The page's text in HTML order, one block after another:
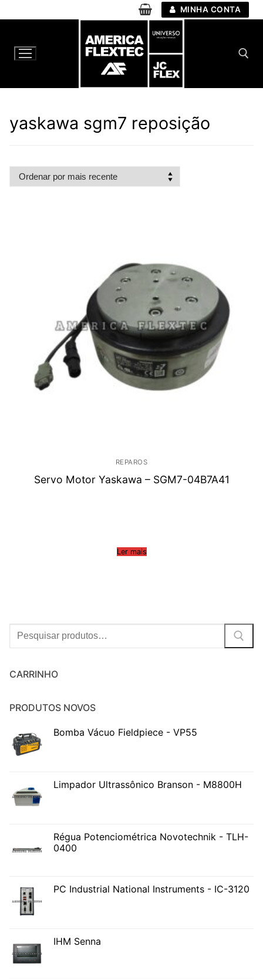
para
conteúdo
MINHA CONTA
yaskawa sgm7 reposição
REPAROS
Servo Motor Yaskawa – SGM7-04B7A41
Ler mais
Procurar:
CARRINHO
PRODUTOS NOVOS
Bomba Vácuo Fieldpiece - VP55
Limpador Ultrassônico Branson - M8800H
Régua Potenciométrica Novotechnik - TLH-
0400
PC Industrial National Instruments - IC-3120
IHM Senna